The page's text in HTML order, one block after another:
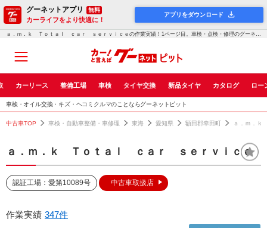
グーネットアプリ 無料
カーライフをより快適に！
アプリをダウンロード
ａ．ｍ．ｋ Ｔｏｔａｌ ｃａｒ ｓｅｒｖｉｃｅの作業実績！1ページ目。車検・点検・修理のグーネットピット
カーリース 整備工場 車検 タイヤ交換 新品タイヤ カタログ ロー
車検・オイル交換・キズ・ヘコミクルマのことならグーネットピット
中古車TOP 車検・自動車整備・車修理 東海 愛知県 額田郡幸田町 ａ．ｍ．
ａ．ｍ．ｋ Ｔｏｔａｌ ｃａｒ ｓｅｒｖｉｃｅ
認証工場：愛第10089号 中古車取扱店
作業実績 347件